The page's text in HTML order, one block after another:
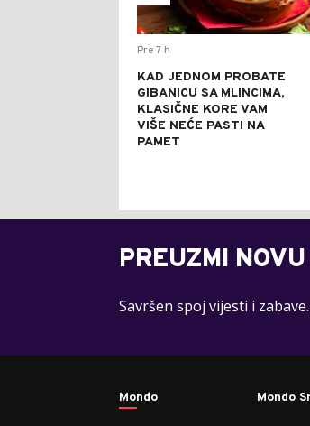
Pre 7 h
KAD JEDNOM PROBATE
GIBANICU SA MLINCIMA,
KLASIČNE KORE VAM
VIŠE NEĆE PASTI NA
PAMET
PREUZMI
Savršen spoj vijesti i zabave.
Mondo Mondo